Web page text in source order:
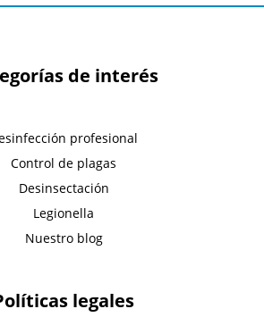
de interés
profesional
Control de plagas
Desinsectación
Legionella
Nuestro blog
legales